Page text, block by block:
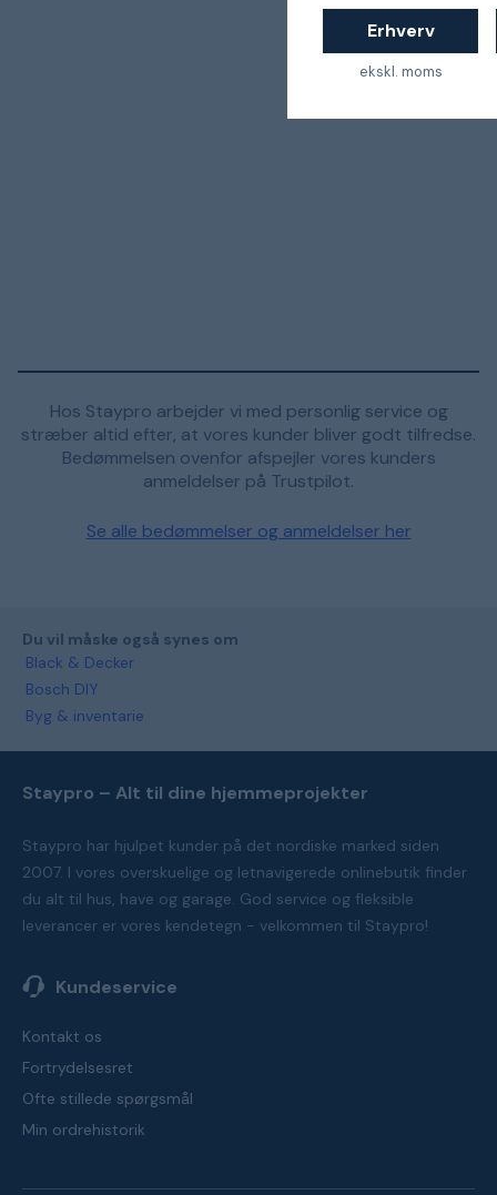
Erhverv
ekskl. moms
Hos Staypro arbejder vi med personlig service og
stræber altid efter, at vores kunder bliver godt tilfredse.
Bedømmelsen ovenfor afspejler vores kunders
anmeldelser på Trustpilot.
Se alle bedømmelser og anmeldelser her
Du vil måske også synes om
Black & Decker
Bosch DIY
Byg & inventarie
Staypro – Alt til dine hjemmeprojekter
Staypro har hjulpet kunder på det nordiske marked siden
2007. I vores overskuelige og letnavigerede onlinebutik finder
du alt til hus, have og garage. God service og fleksible
leverancer er vores kendetegn - velkommen til Staypro!
Kundeservice
Kontakt os
Fortrydelsesret
Ofte stillede spørgsmål
Min ordrehistorik